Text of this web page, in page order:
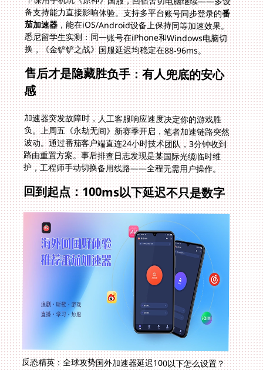
备支持能力直接影响体验。支持多平台账号同步登录的番
茄加速器，能在iOS/Android设备上保持同等加速效果。
悉尼留学生实测：同一账号在iPhone和Windows电脑切
换，《金铲铲之战》国服延迟均稳定在88-96ms。
售后才是隐藏胜负手：有人兜底的安心
感
加速器突发故障时，人工客服响应速度决定你的游戏胜
负。上周五《永劫无间》新赛季开启，笔者加速链路突然
波动。通过番茄客户端直连24小时技术团队，3分钟收到
路由重置方案。事后排查日志发现是某国际光缆临时维
护，工程师手动切换备用线路——全程无需用户操作。
回到起点：100ms以下延迟不只是数字
反恐精英：全球攻势国外加速器延迟100以下怎么设置？
答案藏在能智能选路、独享带宽且全程加密的专业工具
里。当延迟从红色变回绿色，意味着你的AK压枪能精准
命中头部，平安京的妖刀姬三段闪避不再卡顿，堡垒前线
建造炮台时不再原地踏步。这些流畅瞬间，才是加速器带
给海外玩家的真实价值——无隔阂地回归那片熟悉的战